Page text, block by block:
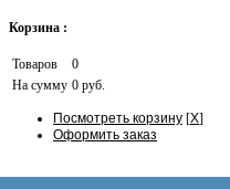
Корзина :
Товаров
0
На сумму 0 руб.
Посмотреть корзину [X]
Оформить заказ